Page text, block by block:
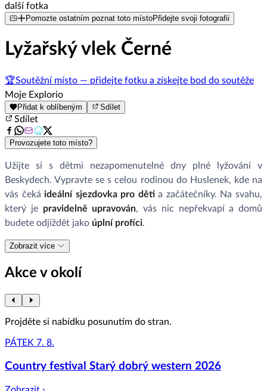
další fotka
Pomozte ostatním poznat toto místoPřidejte svoji fotografii
Lyžařský vlek Černé
🏆Soutěžní místo — přidejte fotku a získejte bod do soutěže
Moje Explorio
Přidat k oblíbeným Sdílet
Sdílet
Provozujete toto místo?
Užijte si s dětmi nezapomenutelné dny plné lyžování v
Beskydech. Vypravte se s celou rodinou do Huslenek, kde na
vás čekáideální sjezdovka pro dětia začátečníky. Na svahu,
který je pravidelně upravován, vás nic nepřekvapí a domů
budete odjíždět jako úplní profíci.
Zobrazit více
Akce v okolí
Projděte si nabídku posunutím do stran.
PÁTEK 7. 8.
Country festival Starý dobrý western 2026